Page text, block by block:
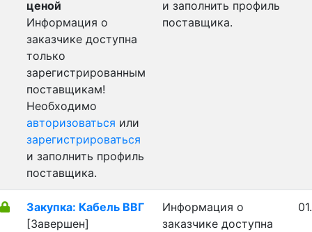
ценой
Информация о
заказчике доступна
только
зарегистрированным
поставщикам!
Необходимо
авторизоваться или
зарегистрироваться
и заполнить профиль
поставщика.
и заполнить профиль
поставщика.
Закупка: Кабель ВВГ
[Завершен]
Информация о
заказчике доступна